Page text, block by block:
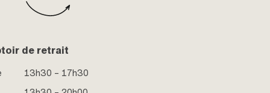
de retrait
13h30 – 17h30